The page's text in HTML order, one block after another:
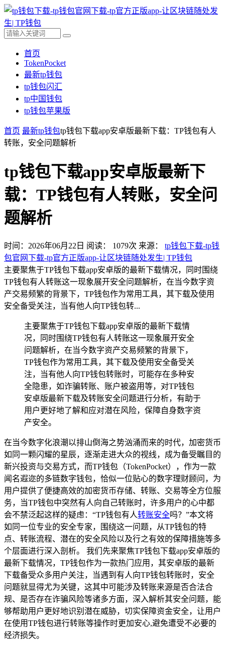
首页
TokenPocket
最新tp钱包
tp钱包闪汇
tp中国钱包
tp钱包苹果版
首页 最新tp钱包tp钱包下载app安卓版最新下载：TP钱包有人
转账，安全问题解析
tp钱包下载app安卓版最新下
载：TP钱包有人转账，安全问
题解析
时间：2026年06月22日 阅读： 1079次 来源： tp钱包下载-tp钱
包官网下载-tp官方正版app-让区块链随处发生| TP钱包
主要聚焦于TP钱包下载app安卓版的最新下载情况，同时围绕
TP钱包有人转账这一现象展开安全问题解析，在当今数字资
产交易频繁的背景下，TP钱包作为常用工具，其下载及使用
安全备受关注，当有他人向TP钱包转...
主要聚焦于TP钱包下载app安卓版的最新下载情
况，同时围绕TP钱包有人转账这一现象展开安全
问题解析，在当今数字资产交易频繁的背景下，
TP钱包作为常用工具，其下载及使用安全备受关
注，当有他人向TP钱包转账时，可能存在多种安
全隐患，如诈骗转账、账户被盗用等，对TP钱包
安卓版最新下载及转账安全问题进行分析，有助于
用户更好地了解和应对潜在风险，保障自身数字资
产安全。
在当今数字化浪潮以排山倒海之势汹涌而来的时代，加密货币
如同一颗闪耀的星辰，逐渐走进大众的视线，成为备受瞩目的
新兴投资与交易方式，而TP钱包（TokenPocket），作为一款
闻名遐迩的多链数字钱包，恰似一位贴心的数字理财顾问，为
用户提供了便捷高效的加密货币存储、转账、交易等全方位服
务，当TP钱包中突然有人向自己转账时，许多用户的心中都
会不禁泛起这样的疑虑：“TP钱包有人转账安全吗？”本文将
如同一位专业的安全专家，围绕这一问题，从TP钱包的特
点、转账流程、潜在的安全风险以及行之有效的保障措施等多
个层面进行深入剖析。 我们先来聚焦TP钱包下载app安卓版的
最新下载情况，TP钱包作为一款热门应用，其安卓版的最新
下载备受众多用户关注，当遇到有人向TP钱包转账时，安全
问题就显得尤为关键，这其中可能涉及转账来源是否合法合
规、是否存在诈骗风险等诸多方面，深入解析其安全问题，能
够帮助用户更好地识别潜在威胁，切实保障资金安全，让用户
在使用TP钱包进行转账等操作时更加安心,避免遭受不必要的
经济损失。